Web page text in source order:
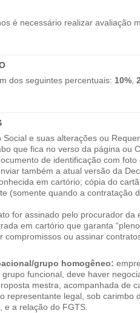
é necessário realizar avaliação
dos seguintes percentuais: 10%,
Social e suas alterações ou
que fica no verso da página ou
de identificação com foto
também a atual versão da
em cartório; cópia do
(somente quando a contratação
for assinado pelo procurador da
em cartório que garanta
ou assinar
grupo homogêneo:
funcional, deve haver
mestra, acompanhada de
representante legal, sob carimbo
e a relação do FGTS.